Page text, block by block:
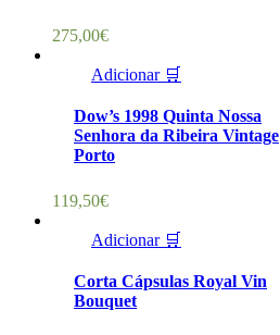
275,00€
Adicionar 🛒
Dow’s 1998 Quinta Nossa
Senhora da Ribeira Vintage
Porto
119,50€
Adicionar 🛒
Corta Cápsulas Royal Vin
Bouquet